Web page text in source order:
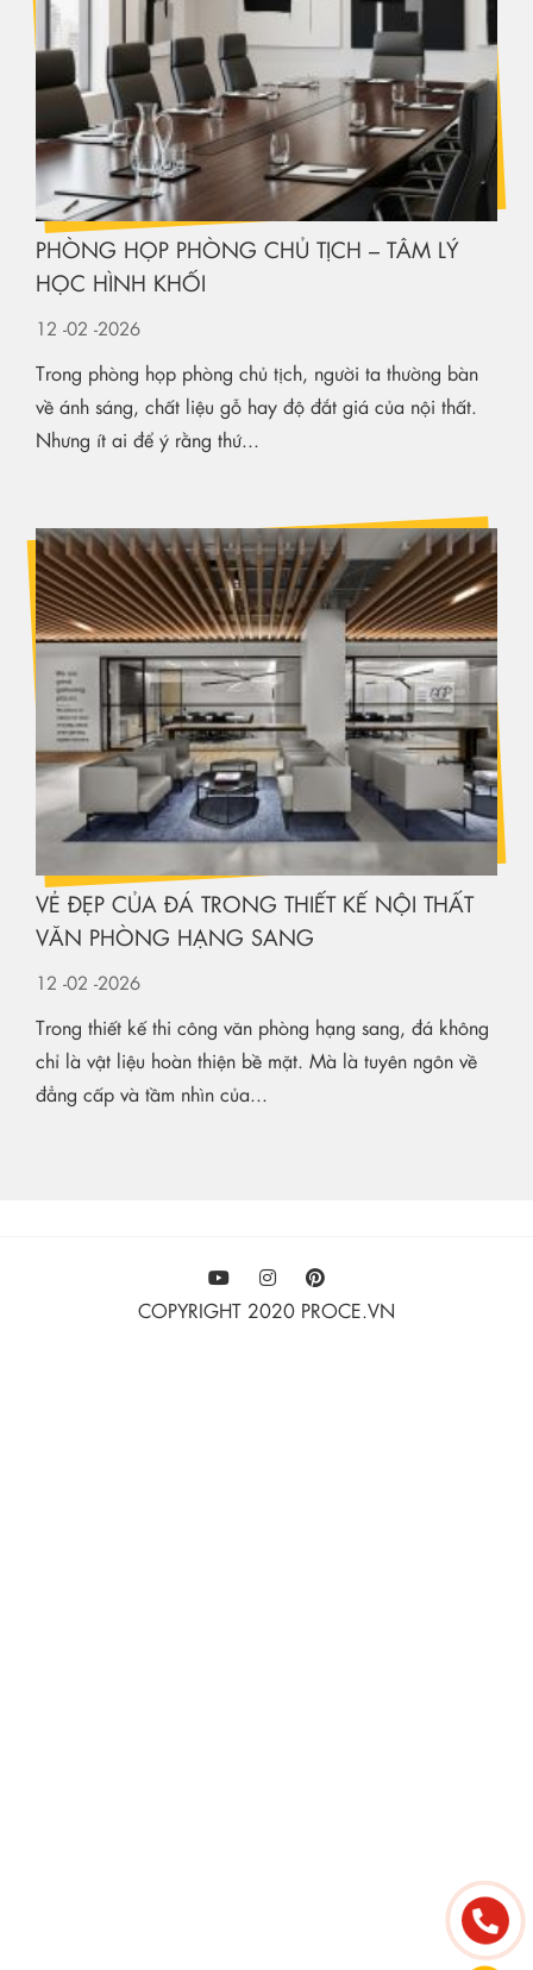
PHÒNG HỌP PHÒNG CHỦ TỊCH – TÂM LÝ
HỌC HÌNH KHỐI
12 -02 -2026
Trong phòng họp phòng chủ tịch, người ta thường bàn
về ánh sáng, chất liệu gỗ hay độ đắt giá của nội thất.
Nhưng ít ai để ý rằng thứ...
VẺ ĐẸP CỦA ĐÁ TRONG THIẾT KẾ NỘI THẤT
VĂN PHÒNG HẠNG SANG
12 -02 -2026
Trong thiết kế thi công văn phòng hạng sang, đá không
chỉ là vật liệu hoàn thiện bề mặt. Mà là tuyên ngôn về
đẳng cấp và tầm nhìn của...
COPYRIGHT 2020 PROCE.VN